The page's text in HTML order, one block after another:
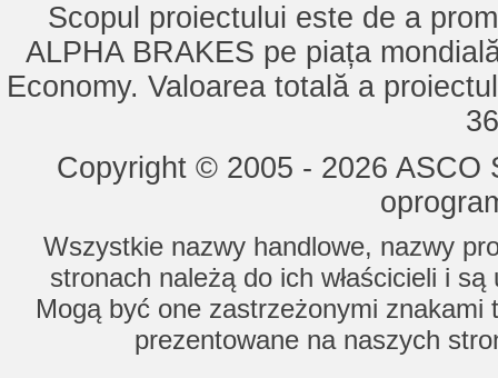
Scopul proiectului este de a
ALPHA BRAKES pe piața
Economy. Valoarea totală a
Copyright © 2005 - 2026
Wszystkie nazwy handlowe, nazwy
stronach należą do ich właścicieli i
Mogą być one zastrzeżonymi znakami
prezentowane na naszych